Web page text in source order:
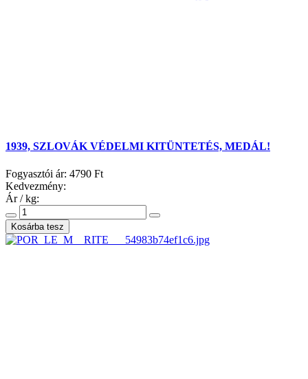
1939, SZLOVÁK VÉDELMI KITÜNTETÉS, MEDÁL!
Fogyasztói ár: 4790 Ft
Kedvezmény:
Ár / kg: